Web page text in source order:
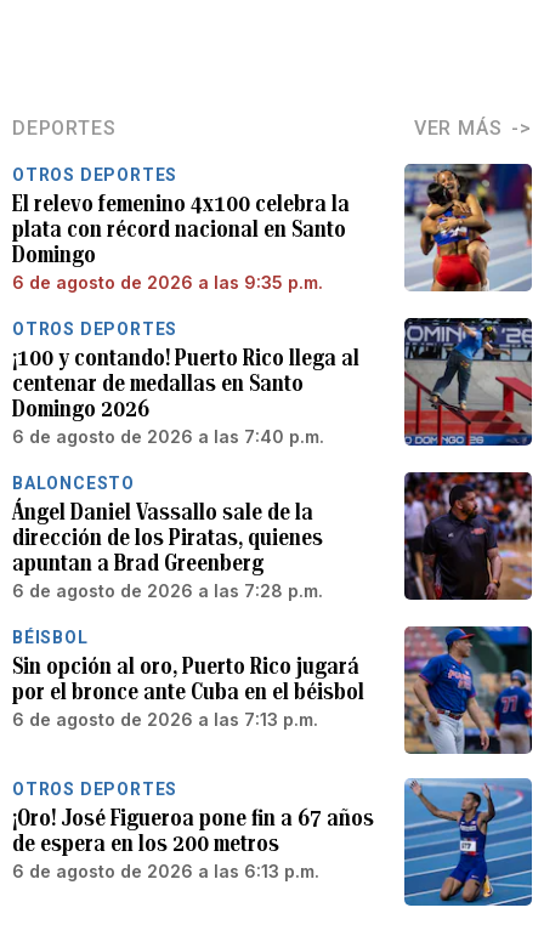
DEPORTES VER MÁS
OTROS DEPORTES
El relevo femenino 4x100 celebra la
plata con récord nacional en Santo
Domingo
6 de agosto de 2026 a las 9:35 p.m.
OTROS DEPORTES
¡100 y contando! Puerto Rico llega al
centenar de medallas en Santo
Domingo 2026
6 de agosto de 2026 a las 7:40 p.m.
BALONCESTO
Ángel Daniel Vassallo sale de la
dirección de los Piratas, quienes
apuntan a Brad Greenberg
6 de agosto de 2026 a las 7:28 p.m.
BÉISBOL
Sin opción al oro, Puerto Rico jugará
por el bronce ante Cuba en el béisbol
6 de agosto de 2026 a las 7:13 p.m.
OTROS DEPORTES
¡Oro! José Figueroa pone fin a 67 años
de espera en los 200 metros
6 de agosto de 2026 a las 6:13 p.m.